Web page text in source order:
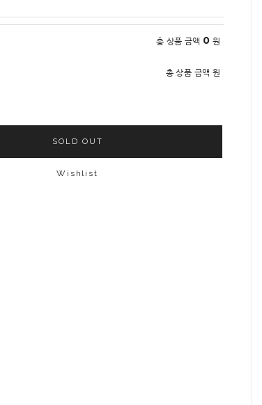
총 상품 금액 0 원
총 상품 금액 원
SOLD OUT
Wishlist